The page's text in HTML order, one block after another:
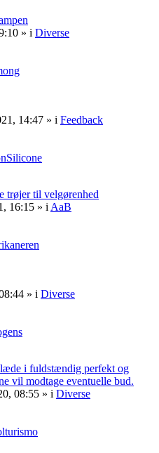
» i Diverse
14:47 » i Feedback
trøjer til velgørenhed
16:15 » i AaB
» i Diverse
i fuldstændig perfekt og
vil modtage eventuelle bud.
08:55 » i Diverse